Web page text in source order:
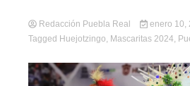
Redacción Puebla Real enero 10,
Tagged Huejotzingo, Mascaritas 2024,